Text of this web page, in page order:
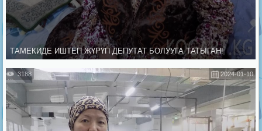
ТАМЕКИДЕ ИШТЕП ЖҮРҮП ДЕПУТАТ БОЛУУГА ТАТЫГАН!
2024-01-10
3188